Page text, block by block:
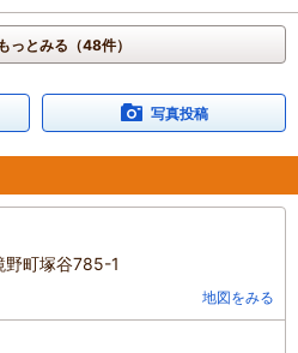
てからスタッフさんに苺狩りで食
加者は食べてはだめ」とのことでし
、スタッフさんが「どちらもどう
一つずついただきました。牛皮が
めのイチゴを選んでしまっていた
かったと思いました。下手とりハ
ら案内があってピザづくり。
が用意されていて、カスタードクリ
ーでカットして飾り付け、さらにト
っとみる（48件）
写真投稿
町塚谷785-1
地図をみる